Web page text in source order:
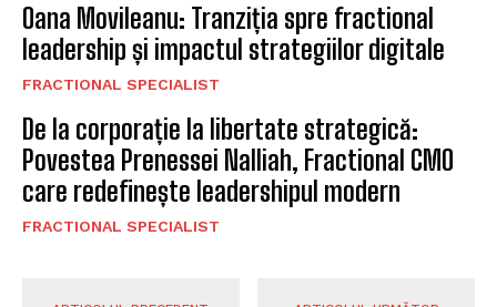
Oana Movileanu: Tranziția spre fractional
leadership și impactul strategiilor digitale
FRACTIONAL SPECIALIST
De la corporație la libertate strategică:
Povestea Prenessei Nalliah, Fractional CMO
care redefinește leadershipul modern
FRACTIONAL SPECIALIST